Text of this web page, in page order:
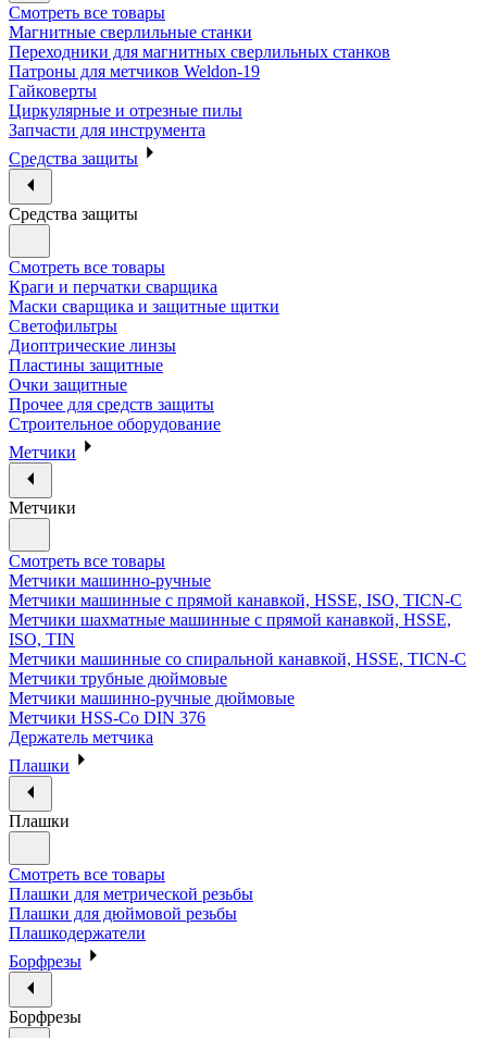
Смотреть все товары
Магнитные сверлильные станки
Переходники для магнитных сверлильных станков
Патроны для метчиков Weldon-19
Гайковерты
Циркулярные и отрезные пилы
Запчасти для инструмента
Средства защиты
Средства защиты
Смотреть все товары
Краги и перчатки сварщика
Маски сварщика и защитные щитки
Светофильтры
Диоптрические линзы
Пластины защитные
Очки защитные
Прочее для средств защиты
Строительное оборудование
Метчики
Метчики
Смотреть все товары
Метчики машинно-ручные
Метчики машинные с прямой канавкой, HSSE, ISO, TICN-C
Метчики шахматные машинные с прямой канавкой, HSSE,
ISO, TIN
Метчики машинные со спиральной канавкой, HSSE, TICN-C
Метчики трубные дюймовые
Метчики машинно-ручные дюймовые
Метчики HSS-Co DIN 376
Держатель метчика
Плашки
Плашки
Смотреть все товары
Плашки для метрической резьбы
Плашки для дюймовой резьбы
Плашкодержатели
Борфрезы
Борфрезы